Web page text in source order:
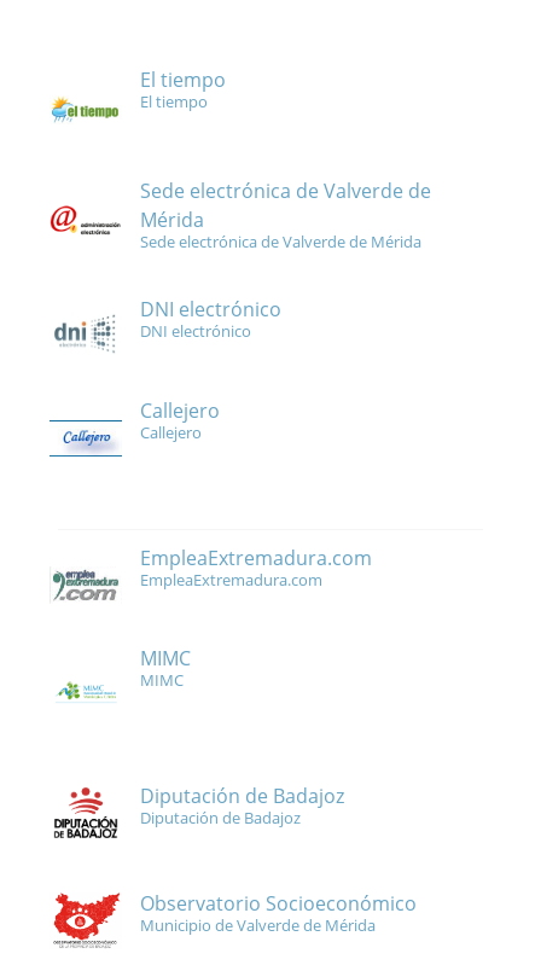
El tiempo
El tiempo
Sede electrónica de Valverde de
Mérida
Sede electrónica de Valverde de Mérida
DNI electrónico
DNI electrónico
Callejero
Callejero
EmpleaExtremadura.com
EmpleaExtremadura.com
MIMC
MIMC
Diputación de Badajoz
Diputación de Badajoz
Observatorio Socioeconómico
Municipio de Valverde de Mérida